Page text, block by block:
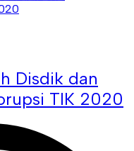
Disdik dan
TIK 2020